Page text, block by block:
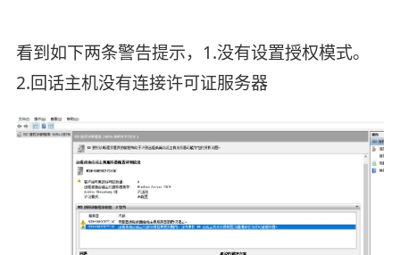
看到如下两条警告提示，1.没有设置授权模式。
2.回话主机没有连接许可证服务器